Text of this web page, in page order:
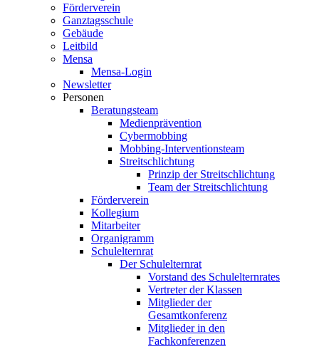
Förderverein
Ganztagsschule
Gebäude
Leitbild
Mensa
Mensa-Login
Newsletter
Personen
Beratungsteam
Medienprävention
Cybermobbing
Mobbing-Interventionsteam
Streitschlichtung
Prinzip der Streitschlichtung
Team der Streitschlichtung
Förderverein
Kollegium
Mitarbeiter
Organigramm
Schulelternrat
Der Schulelternrat
Vorstand des Schulelternrates
Vertreter der Klassen
Mitglieder der
Gesamtkonferenz
Mitglieder in den
Fachkonferenzen